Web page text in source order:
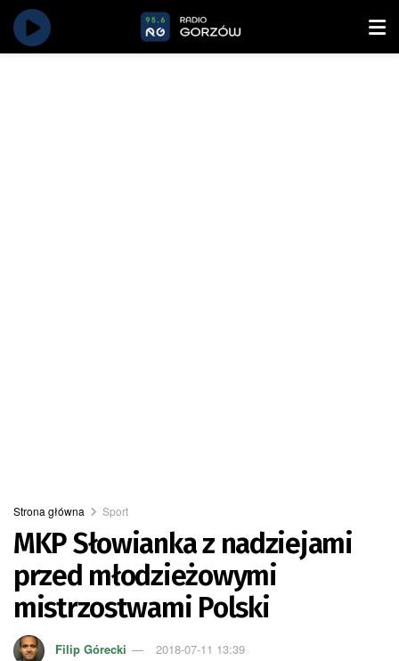
Strona główna Sport
MKP Słowianka z nadziejami
przed młodzieżowymi
mistrzostwami Polski
Filip Górecki 2018-07-11 13:39